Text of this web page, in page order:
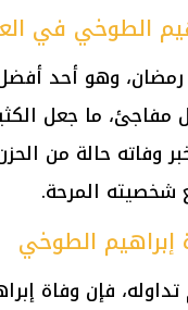
الطوخي في
رمضان، وهو أحد
مفاجئ، ما جعل
وفاته حالة من
شخصيته المرحة.
الطوخي
فإن وفاة